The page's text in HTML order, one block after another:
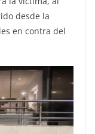
desde la
en contra del